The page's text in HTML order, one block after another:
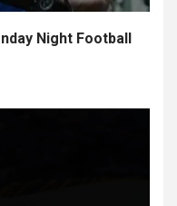
Night Football